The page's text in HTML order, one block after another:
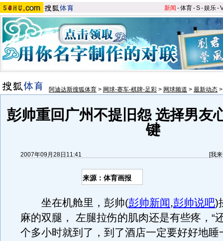
新闻 -体育-S-娱乐-
阿迪达斯搜狐体育 > 网球-赛车-棋牌-足彩 > 网球频道 > 最新动态
彭帅重回广州不提旧怨 选择男友
键
2007年09月28日11:41 [我
来源：体育画报
坐在机舱里，彭帅(彭帅新闻,彭帅说吧)
麻的双腿， 左腿拉伤的肌肉还是有些疼，“
个多小时就到了，到了酒店一定要好好地睡